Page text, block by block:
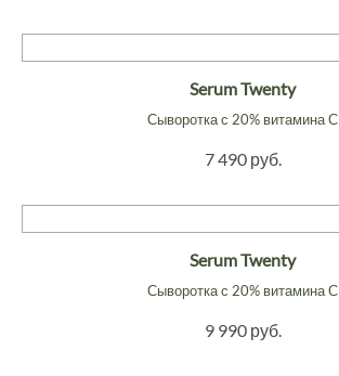
Serum Twenty
Сыворотка с 20% витамина С
7 490 руб.
Serum Twenty
Сыворотка с 20% витамина С
9 990 руб.